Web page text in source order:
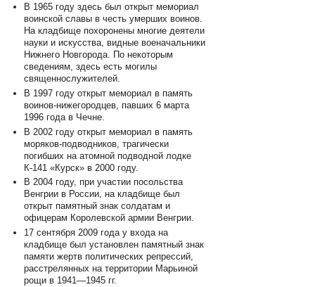
В 1965 году здесь был открыт мемориал
воинской славы в честь умерших воинов.
На кладбище похоронены многие деятели
науки и искусства, видные военачальники
Нижнего Новгорода. По некоторым
сведениям, здесь есть могилы
священнослужителей.
В 1997 году открыт мемориал в память
воинов-нижегородцев, павших 6 марта
1996 года в Чечне.
В 2002 году открыт мемориал в память
моряков-подводников, трагически
погибших на атомной подводной лодке
К-141 «Курск» в 2000 году.
В 2004 году, при участии посольства
Венгрии в России, на кладбище был
открыт памятный знак солдатам и
офицерам Королевской армии Венгрии.
17 сентября 2009 года у входа на
кладбище был установлен памятный знак
памяти жертв политических репрессий,
расстрелянных на территории Марьиной
рощи в 1941—1945 гг.